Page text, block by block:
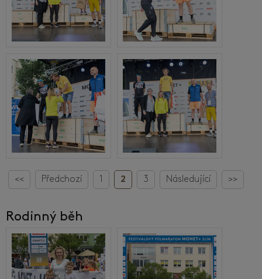
<< Předchozí 1 2 3 Následující >>
Rodinný běh